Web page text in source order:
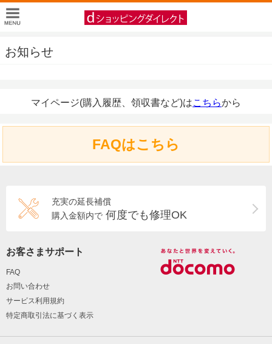
お知らせ
マイページ(購入履歴、領収書など)はこちらから
FAQはこちら
充実の延長補償
購入金額内で 何度でも修理OK
お客さまサポート
FAQ
お問い合わせ
サービス利用規約
特定商取引法に基づく表示